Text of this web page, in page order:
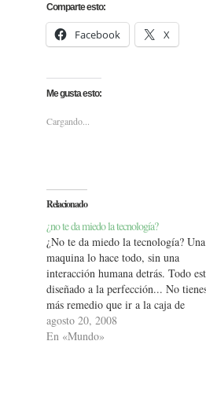
Comparte esto:
Facebook X
Me gusta esto:
Cargando...
Relacionado
¿no te da miedo la tecnología?
¿No te da miedo la tecnología? Una
maquina lo hace todo, sin una
interacción humana detrás. Todo
diseñado a la perfección... No
más remedio que ir a la caja de
autoservicio del supermercado pero
tienes que pedir ayuda porque el
agosto 20, 2008
En «Mundo»